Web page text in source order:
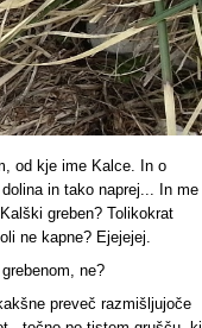
od kje ime Kalce. In o
in tako naprej... In me
greben? Tolikokrat
ne kapne? Ejejejej.
ne?
preveč razmišljujoče